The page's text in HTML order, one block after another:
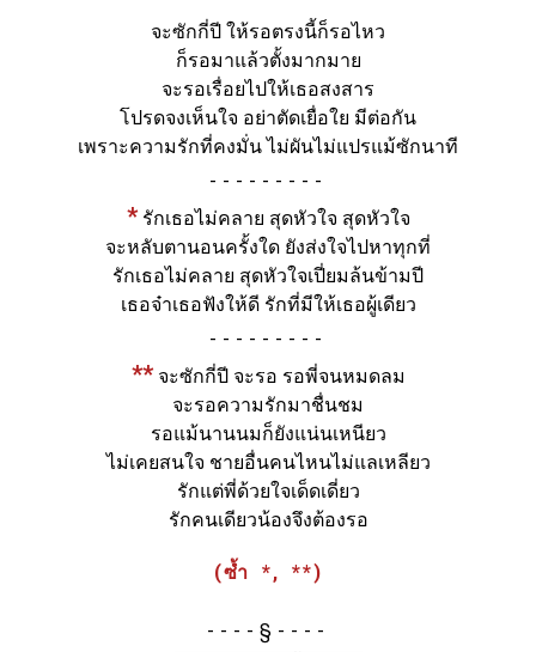
จะซักกี่ปี ให้รอตรงนี้ก็รอไหว
ก็รอมาแล้วตั้งมากมาย
จะรอเรื่อยไปให้เธอสงสาร
โปรดจงเห็นใจ อย่าตัดเยื่อใย มีต่อกัน
เพราะความรักที่คงมั่น ไม่ผันไม่แปรแม้ซักนาที
-
*รักเธอไม่คลาย สุดหัวใจ สุดหัวใจ
จะหลับตานอนครั้งใด ยังส่งใจไปหาทุกที่
รักเธอไม่คลาย สุดหัวใจเปี่ยมล้นข้ามปี
เธอจ๋าเธอฟังให้ดี รักที่มีให้เธอผู้เดียว
-
**จะซักกี่ปี จะรอ รอพี่จนหมดลม
จะรอความรักมาชื่นชม
รอแม้นานนมก็ยังแน่นเหนียว
ไม่เคยสนใจ ชายอื่นคนไหนไม่แลเหลียว
รักแต่พี่ด้วยใจเด็ดเดี่ยว
รักคนเดียวน้องจึงต้องรอ
(ซ้ำ *, **)
§